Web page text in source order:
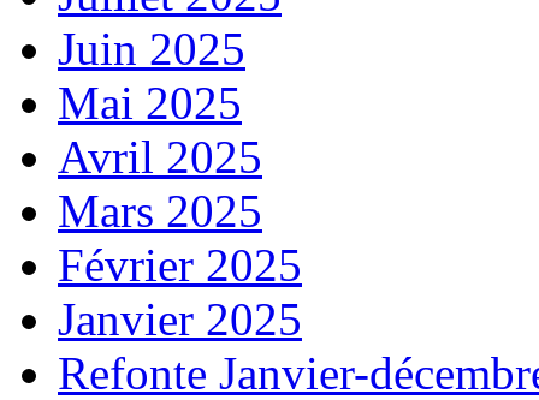
Juin 2025
Mai 2025
Avril 2025
Mars 2025
Février 2025
Janvier 2025
Refonte Janvier-